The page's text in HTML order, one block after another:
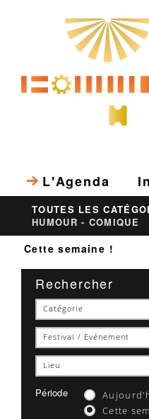
L'Agenda
TOUTES LES
HUMOUR - COMIQUE
Cette semaine !
Rechercher
Période
Cette